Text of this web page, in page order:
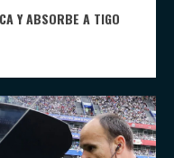
Y ABSORBE A TIGO